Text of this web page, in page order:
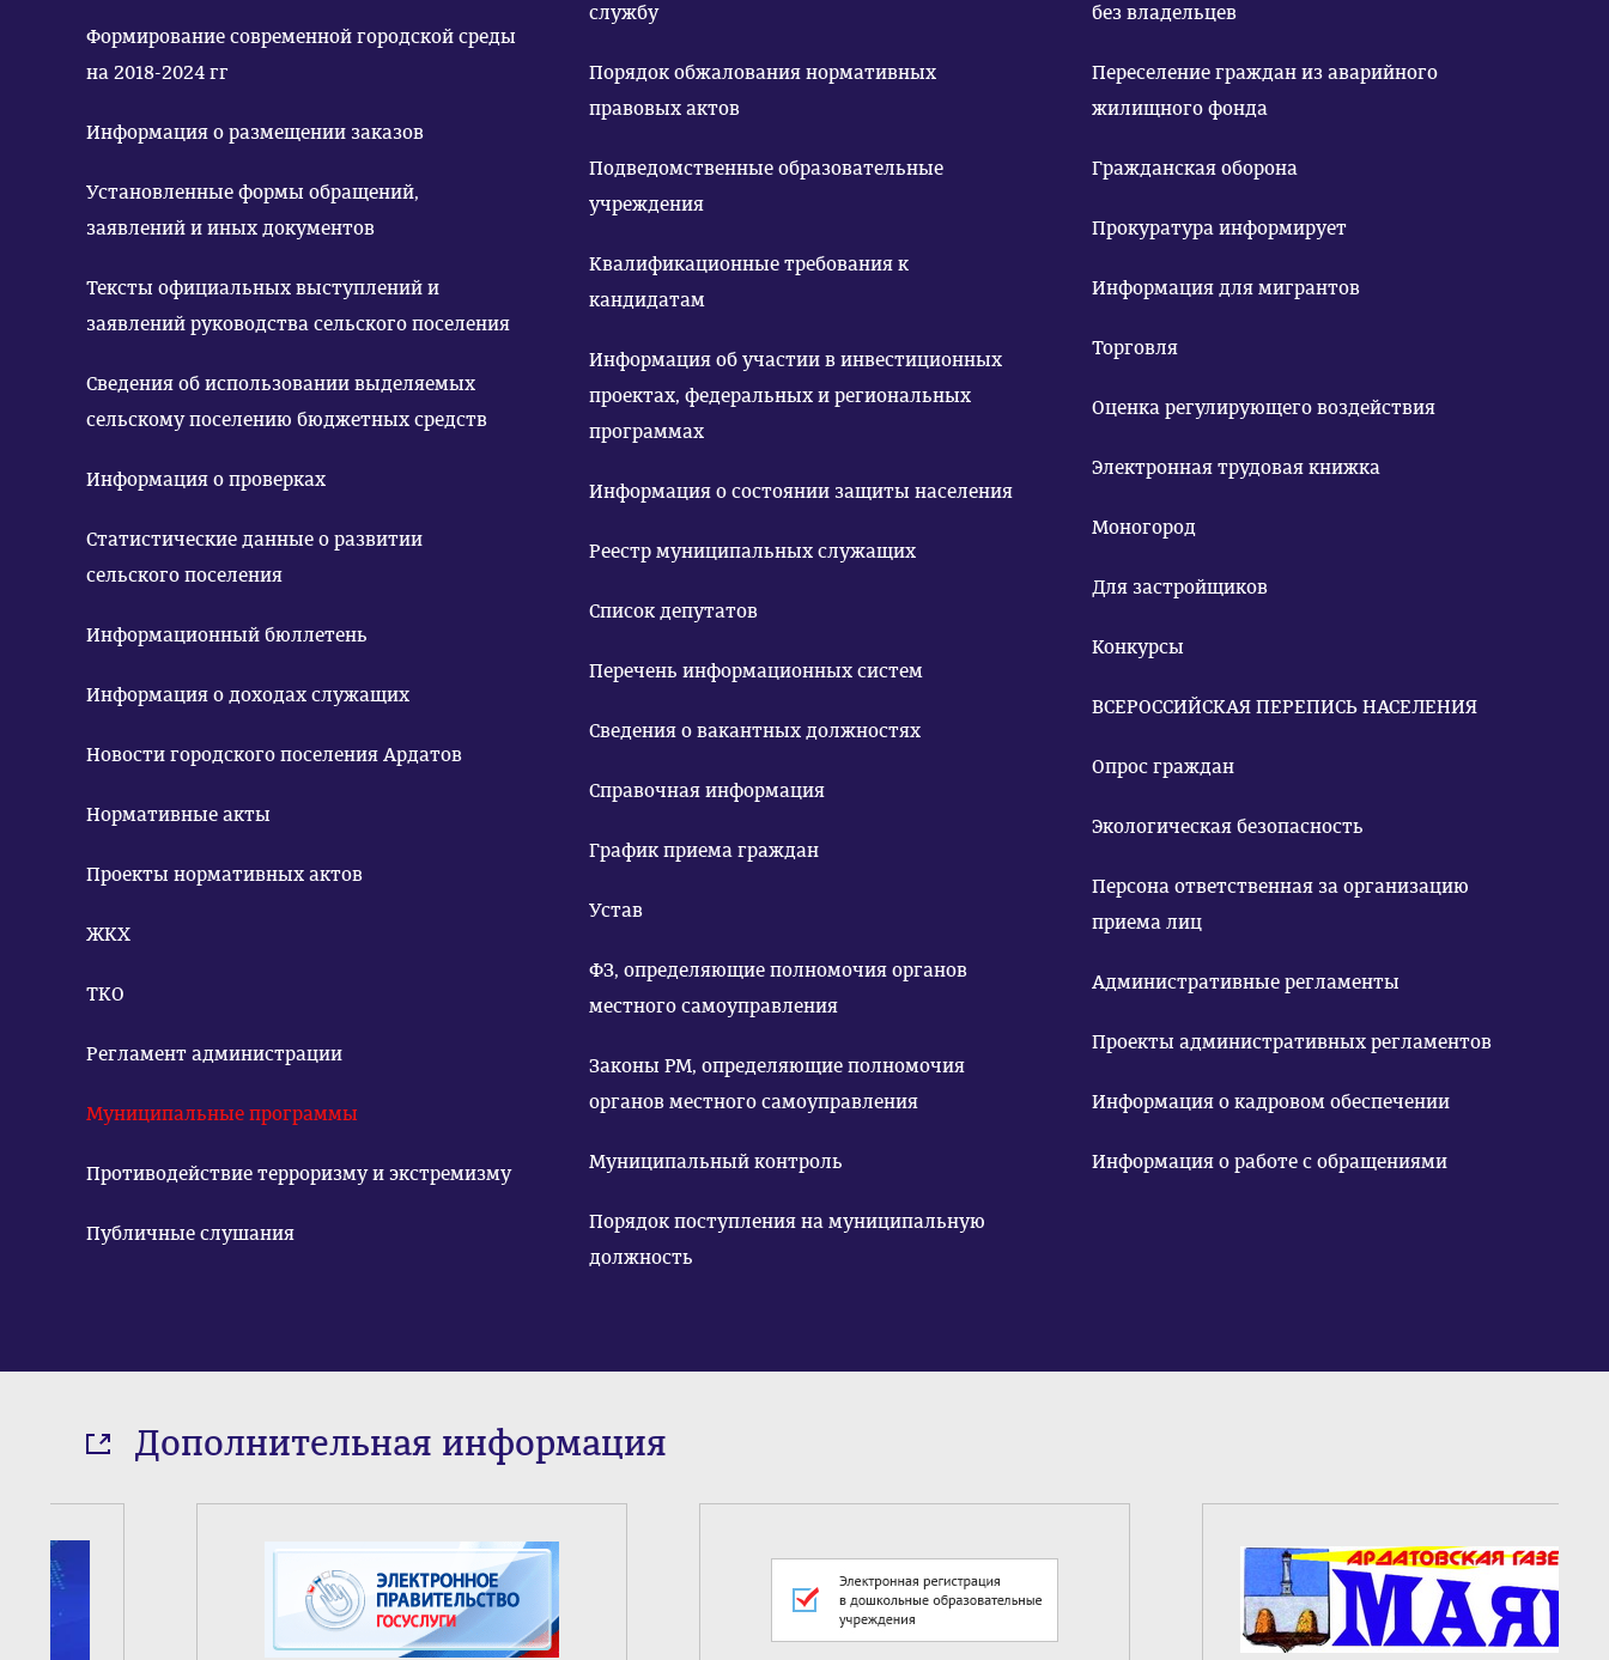
Формирование современной городской среды
на 2018-2024 гг
Информация о размещении заказов
Установленные формы обращений,
заявлений и иных документов
Тексты официальных выступлений и
заявлений руководства сельского поселения
Сведения об использовании выделяемых
сельскому поселению бюджетных средств
Информация о проверках
Статистические данные о развитии
сельского поселения
Информационный бюллетень
Информация о доходах служащих
Новости городского поселения Ардатов
Нормативные акты
Проекты нормативных актов
ЖКХ
ТКО
Регламент администрации
Муниципальные программы
Противодействие терроризму и экстремизму
Публичные слушания
службу
Порядок обжалования нормативных
правовых актов
Подведомственные образовательные
учреждения
Квалификационные требования к
кандидатам
Информация об участии в инвестиционных
проектах, федеральных и региональных
программах
Информация о состоянии защиты населения
Реестр муниципальных служащих
Список депутатов
Перечень информационных систем
Сведения о вакантных должностях
Справочная информация
График приема граждан
Устав
ФЗ, определяющие полномочия органов
местного самоуправления
Законы РМ, определяющие полномочия
органов местного самоуправления
Муниципальный контроль
Порядок поступления на муниципальную
должность
без владельцев
Переселение граждан из аварийного
жилищного фонда
Гражданская оборона
Прокуратура информирует
Информация для мигрантов
Торговля
Оценка регулирующего воздействия
Электронная трудовая книжка
Моногород
Для застройщиков
Конкурсы
ВСЕРОССИЙСКАЯ ПЕРЕПИСЬ НАСЕЛЕНИЯ
Опрос граждан
Экологическая безопасность
Персона ответственная за организацию
приема лиц
Административные регламенты
Проекты административных регламентов
Информация о кадровом обеспечении
Информация о работе с обращениями
Дополнительная информация